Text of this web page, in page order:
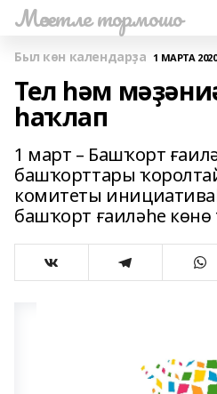
Мәсетле тормошо
Был көн календарҙа 1 МАРТА
Тел һәм
һаҡлап
1 март – Башҡорт
башҡорттары
комитеты
башҡорт ғаиләһе көнө